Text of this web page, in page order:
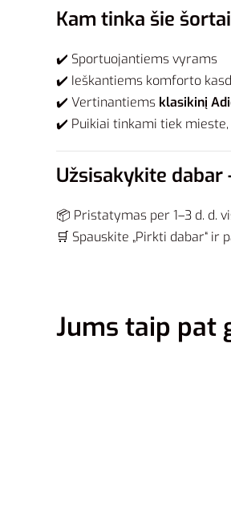
Kam tinka šie
✔️ Sportuojantiems vyrams
✔️ Ieškantiems komforto
✔️ Vertinantiems klasikinį
✔️ Puikiai tinkami tiek
Užsisakykite
📦 Pristatymas per 1–3 d. d.
🛒 Spauskite „Pirkti dabar“
Jums taip pat